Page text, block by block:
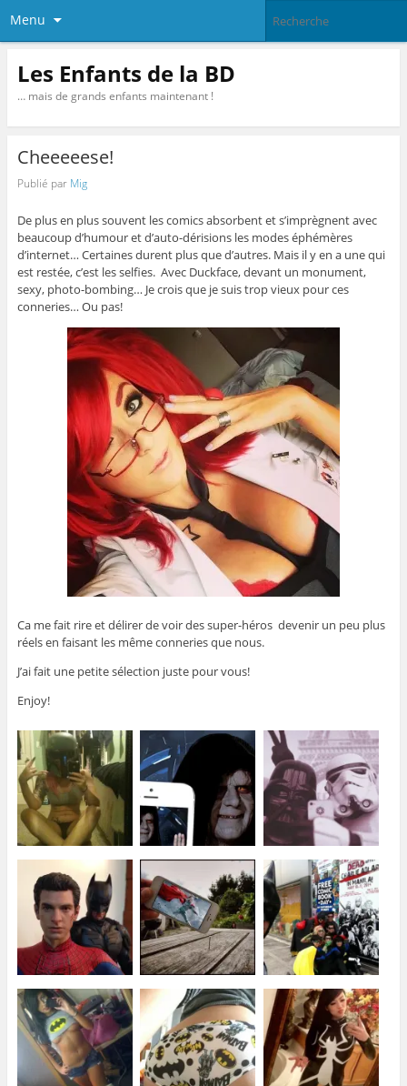
Menu
Les Enfants de la BD
… mais de grands enfants maintenant !
Cheeeeese!
Publié par Mig
De plus en plus souvent les comics absorbent et s’imprègnent avec
beaucoup d’humour et d’auto-dérisions les modes éphémères
d’internet… Certaines durent plus que d’autres. Mais il y en a une qui
est restée, c’est les selfies. Avec Duckface, devant un monument,
sexy, photo-bombing… Je crois que je suis trop vieux pour ces
conneries… Ou pas!
Ca me fait rire et délirer de voir des super-héros devenir un peu plus
réels en faisant les même conneries que nous.
J’ai fait une petite sélection juste pour vous!
Enjoy!